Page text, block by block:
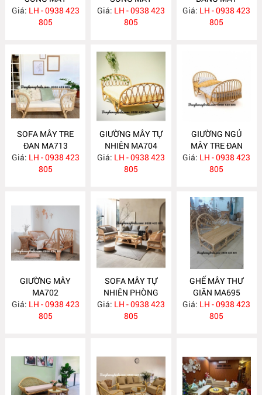
MA726
Giá: LH - 0938 423
805
MA725
Giá: LH - 0938 423
805
MA724
Giá: LH - 0938 423
805
SOFA MÂY TRE
ĐAN MA713
Giá: LH - 0938 423
805
GIƯỜNG MÂY TỰ
NHIÊN MA704
Giá: LH - 0938 423
805
GIƯỜNG NGỦ
MÂY TRE ĐAN
MA703
Giá: LH - 0938 423
805
GIƯỜNG MÂY
MA702
Giá: LH - 0938 423
805
SOFA MÂY TỰ
NHIÊN PHÒNG
KHÁCH MA697
Giá: LH - 0938 423
805
GHẾ MÂY THƯ
GIÃN MA695
Giá: LH - 0938 423
805